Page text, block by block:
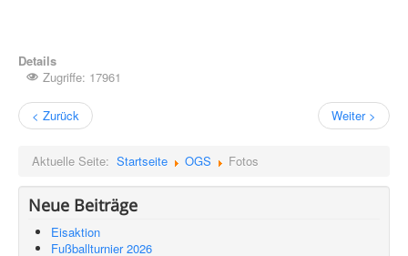
Details
Zugriffe: 17961
< Zurück Weiter >
Aktuelle Seite: Startseite OGS Fotos
Neue Beiträge
Eisaktion
Fußballturnier 2026